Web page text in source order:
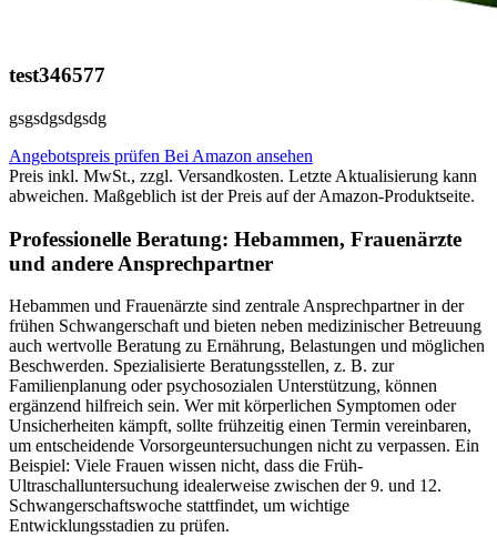
test346577
gsgsdgsdgsdg
Angebotspreis prüfen Bei Amazon ansehen
Preis inkl. MwSt., zzgl. Versandkosten. Letzte Aktualisierung kann
abweichen. Maßgeblich ist der Preis auf der Amazon-Produktseite.
Professionelle Beratung: Hebammen, Frauenärzte
und andere Ansprechpartner
Hebammen und Frauenärzte sind zentrale Ansprechpartner in der
frühen Schwangerschaft und bieten neben medizinischer Betreuung
auch wertvolle Beratung zu Ernährung, Belastungen und möglichen
Beschwerden. Spezialisierte Beratungsstellen, z. B. zur
Familienplanung oder psychosozialen Unterstützung, können
ergänzend hilfreich sein. Wer mit körperlichen Symptomen oder
Unsicherheiten kämpft, sollte frühzeitig einen Termin vereinbaren,
um entscheidende Vorsorgeuntersuchungen nicht zu verpassen. Ein
Beispiel: Viele Frauen wissen nicht, dass die Früh-
Ultraschalluntersuchung idealerweise zwischen der 9. und 12.
Schwangerschaftswoche stattfindet, um wichtige
Entwicklungsstadien zu prüfen.